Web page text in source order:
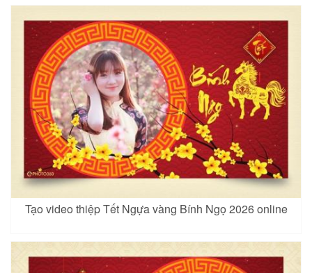
Tạo video thiệp Tết Ngựa vàng Bính Ngọ 2026 online